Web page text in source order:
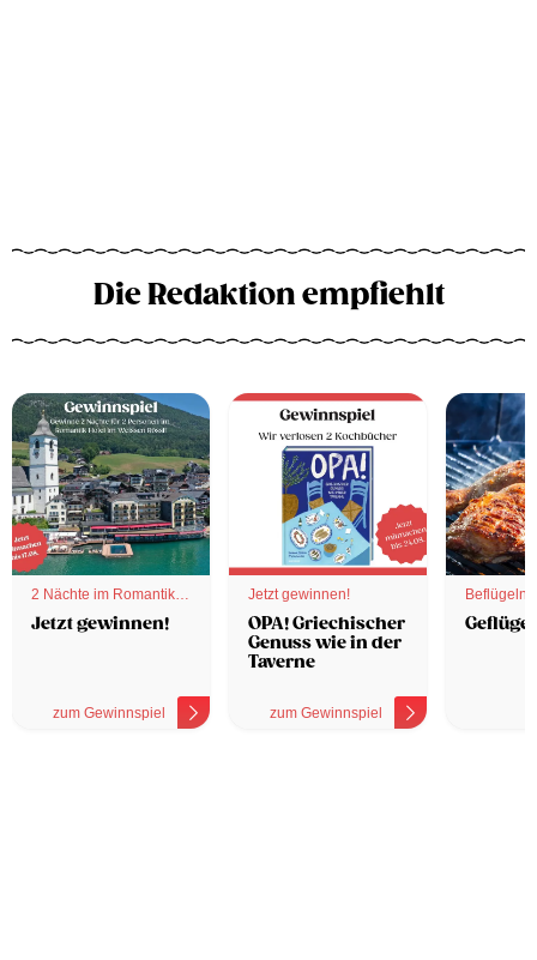
Die Redaktion empfiehlt
2 Nächte im Romantik
Hotel
Jetzt gewinnen!
zum Gewinnspiel
Jetzt gewinnen!
OPA! Griechischer
Genuss wie in der
Taverne
zum Gewinnspiel